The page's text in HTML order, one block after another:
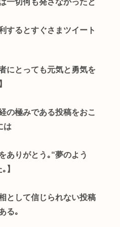
切何も発さなかったと
るとすぐさまツイート
にとっても元気と勇気を
の極みである投稿をおこ
は
ありがとう｡“夢のよう
】
として信じられない投稿
る｡